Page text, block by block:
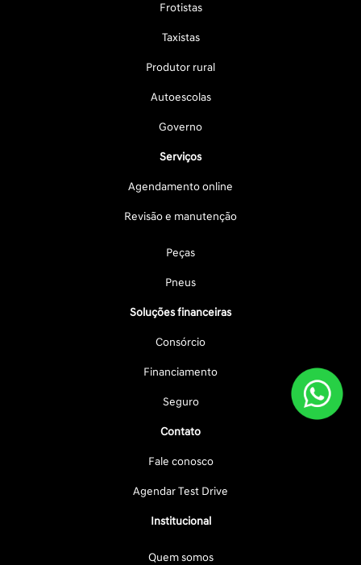
Frotistas
Taxistas
Produtor rural
Autoescolas
Governo
Serviços
Agendamento online
Revisão e manutenção
Peças
Pneus
Soluções financeiras
Consórcio
Financiamento
Seguro
Contato
Fale conosco
Agendar Test Drive
Institucional
Quem somos